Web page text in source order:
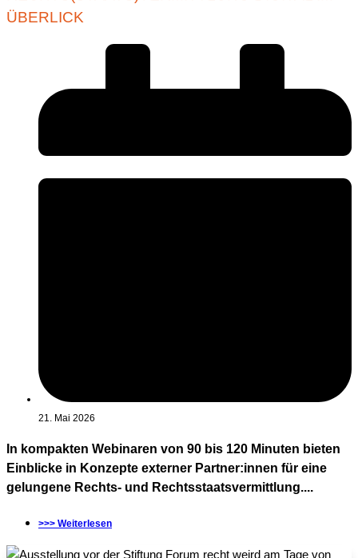
ÜBERLICK
21. Mai 2026
In kompakten Webinaren von 90 bis 120 Minuten bieten
Einblicke in Konzepte externer Partner:innen für eine
gelungene Rechts- und Rechtsstaatsvermittlung....
>>> Weiterlesen